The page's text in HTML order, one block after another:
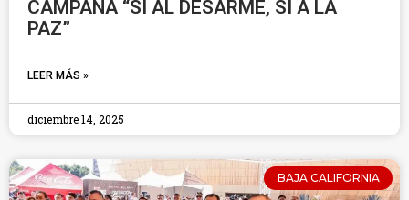
CAMPAÑA “SÍ AL DESARME, SÍ A LA
PAZ”
LEER MÁS »
diciembre 14, 2025
BAJA CALIFORNIA